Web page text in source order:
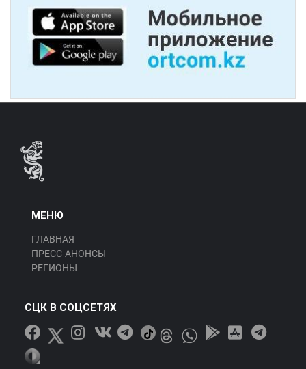
МЕНЮ
ГЛАВНАЯ
ПРЕСС-АНОНСЫ
РЕГИОНЫ
СЦК В СОЦСЕТЯХ